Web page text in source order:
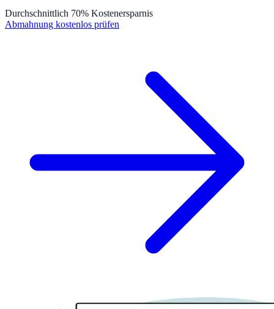
Durchschnittlich 70% Kostenersparnis
Abmahnung kostenlos prüfen